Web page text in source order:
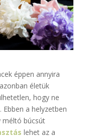
éppen annyira
életük
hogy ne
Ebben a helyzetben
méltó búcsút
lehet az a